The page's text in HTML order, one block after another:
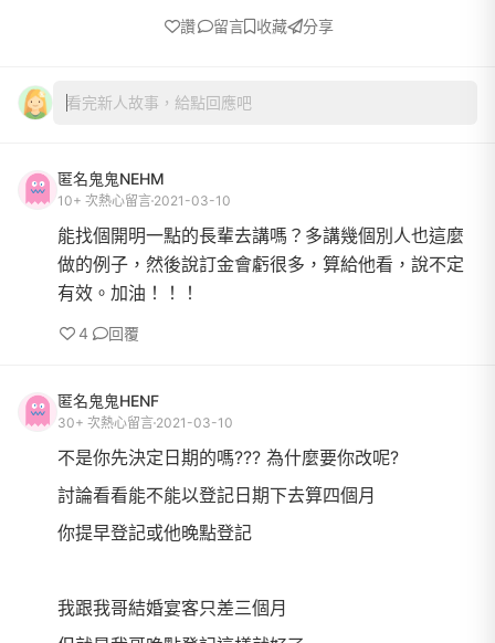
讚 留言 收藏 分享
看完新人故事，給點回應吧
匿名鬼鬼NEHM
10+ 次熱心留言 2021-03-10
能找個開明一點的長輩去講嗎？多講幾個別人也這麼
做的例子，然後說訂金會虧很多，算給他看，說不定
有效。加油！！！
4 回覆
匿名鬼鬼HENF
30+ 次熱心留言 2021-03-10
不是你先決定日期的嗎??? 為什麼要你改呢?
討論看看能不能以登記日期下去算四個月
你提早登記或他晚點登記
我跟我哥結婚宴客只差三個月